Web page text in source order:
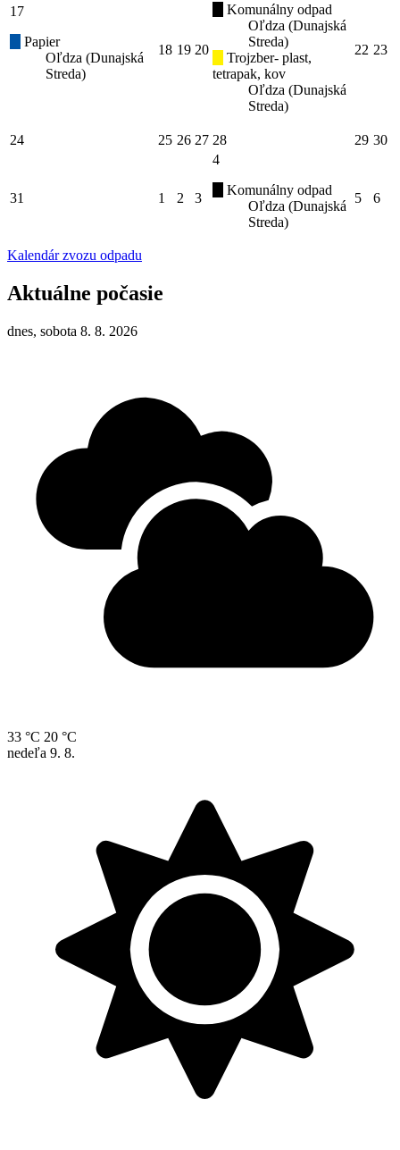
17
Papier
Oľdza (Dunajská
Streda)
18 19 20
Komunálny odpad
Oľdza (Dunajská
Streda)
Trojzber- plast,
tetrapak, kov
Oľdza (Dunajská
Streda)
22 23
24 25 26 27 28 29 30
31 1 2 3
4
Komunálny odpad
Oľdza (Dunajská
Streda)
5 6
Kalendár zvozu odpadu
Aktuálne počasie
dnes, sobota 8. 8. 2026
33 °C 20 °C
nedeľa 9. 8.